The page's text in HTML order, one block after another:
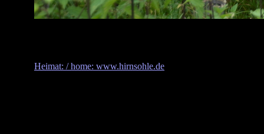
Heimat: / home: www.hirnsohle.de